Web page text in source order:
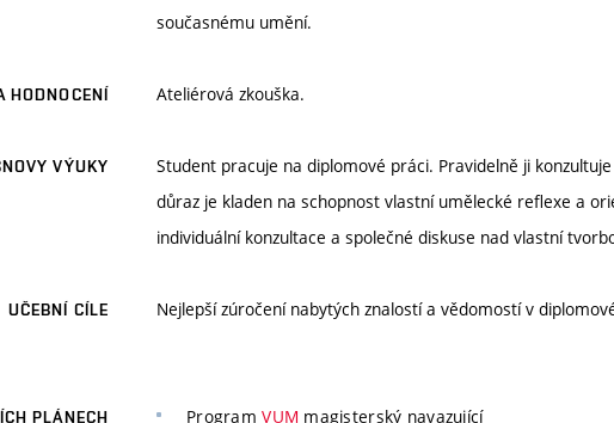
současnému umění.
HODNOCENÍ Ateliérová zkouška.
VÝUKY
Student pracuje na diplomové práci. Pravidelně ji
důraz je kladen na schopnost vlastní umělecké reflexe a
individuální konzultace a společné diskuse nad vlastní
UČEBNÍ CÍLE Nejlepší zúročení nabytých znalostí a vědomostí v
PLÁNECH ProgramVUM magisterský navazující